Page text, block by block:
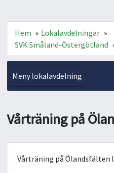
Hem » Lokalavdelningar »
SVK Småland-Östergötland
Meny lokalavdelning
Vårträning på
Vårträning på Ölandsfälten